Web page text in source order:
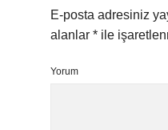
E-posta adresiniz
alanlar * ile
Yorum